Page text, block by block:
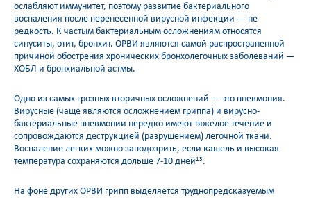
ослабляют иммунитет, поэтому развитие бактериального
воспаления после перенесенной вирусной инфекции — не
редкость. К частым бактериальным осложнениям относятся
синуситы, отит, бронхит. ОРВИ являются самой распространенной
причиной обострения хронических бронхолегочных заболеваний —
ХОБЛ и бронхиальной астмы.
Одно из самых грозных вторичных осложнений — это пневмония.
Вирусные (чаще являются осложнением гриппа) и вирусно-
бактериальные пневмонии нередко имеют тяжелое течение и
сопровождаются деструкцией (разрушением) легочной ткани.
Воспаление легких можно заподозрить, если кашель и высокая
температура сохраняются дольше 7-10 дней13 .
На фоне других ОРВИ грипп выделяется труднопредсказуемым